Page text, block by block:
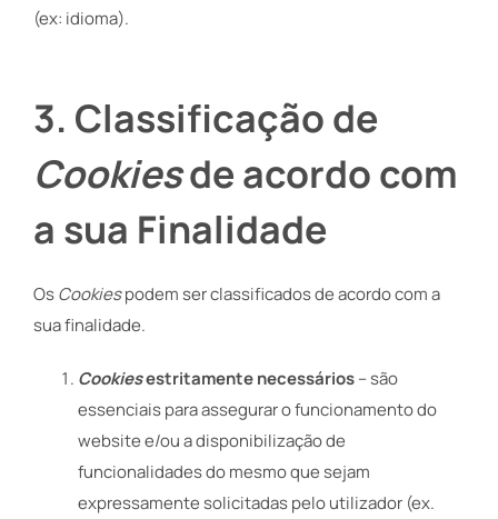
(ex: idioma).
3. Classificação de
Cookiesde acordo com
a sua Finalidade
OsCookiespodem ser classificados de acordo com a
sua finalidade.
Cookiesestritamente necessários– são
essenciais para assegurar o funcionamento do
website e/ou a disponibilização de
funcionalidades do mesmo que sejam
expressamente solicitadas pelo utilizador (ex.